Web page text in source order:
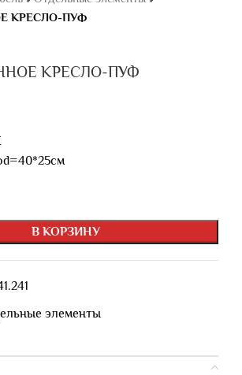
КРЕСЛО-ПУФ
КРЕСЛО-ПУФ
В КОРЗИНУ
элементы